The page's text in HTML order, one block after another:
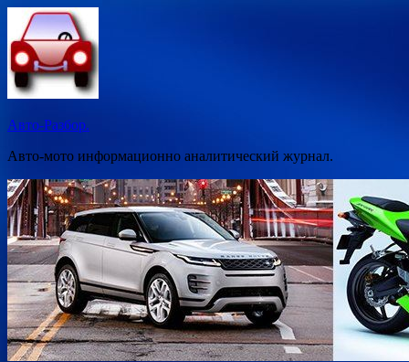
Перейти
содержимому
Авто-Разбор.
Авто-мото информационно аналитический журнал.